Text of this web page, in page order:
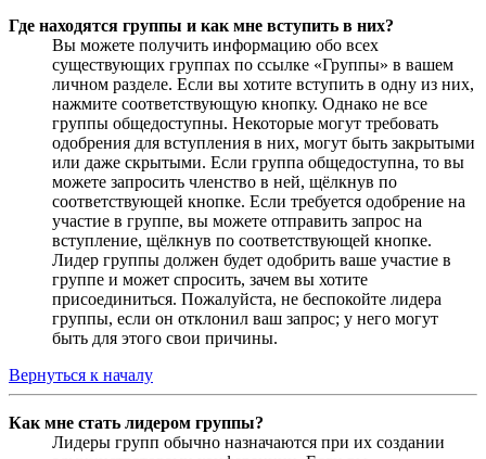
Где находятся группы и как мне вступить в них?
Вы можете получить информацию обо всех
существующих группах по ссылке «Группы» в вашем
личном разделе. Если вы хотите вступить в одну из них,
нажмите соответствующую кнопку. Однако не все
группы общедоступны. Некоторые могут требовать
одобрения для вступления в них, могут быть закрытыми
или даже скрытыми. Если группа общедоступна, то вы
можете запросить членство в ней, щёлкнув по
соответствующей кнопке. Если требуется одобрение на
участие в группе, вы можете отправить запрос на
вступление, щёлкнув по соответствующей кнопке.
Лидер группы должен будет одобрить ваше участие в
группе и может спросить, зачем вы хотите
присоединиться. Пожалуйста, не беспокойте лидера
группы, если он отклонил ваш запрос; у него могут
быть для этого свои причины.
Вернуться к началу
Как мне стать лидером группы?
Лидеры групп обычно назначаются при их создании